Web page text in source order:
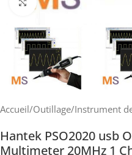
Accueil/Outillage/Instrument
Hantek PSO2020 usb
Multimeter 20MHz 1